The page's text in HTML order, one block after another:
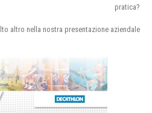
pratica?
altro nella nostra presentazione aziendale